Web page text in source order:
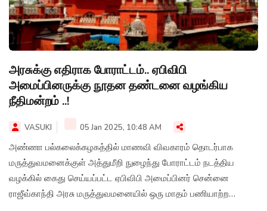
அரசுக்கு எதிராக போராட்டம்.. ஏபிவிபி
அமைப்பினருக்கு நூதன தண்டனை வழங்கிய
நீதிமன்றம் ..!
VASUKI 05 Jan 2025, 10:48 AM
அண்ணா பல்கலைக்கழகத்தில் மாணவி விவகாரம் தொடர்பாக
மருத்துவமனைக்குள் அத்துமீறி நுழைந்து போராட்டம் நடத்திய
வழக்கில் கைது செய்யப்பட்ட ஏபிவிபி அமைப்பினர் சென்னை
ராஜீவ்காந்தி அரசு மருத்துவமனையில் ஒரு மாதம் பணியாற்ற